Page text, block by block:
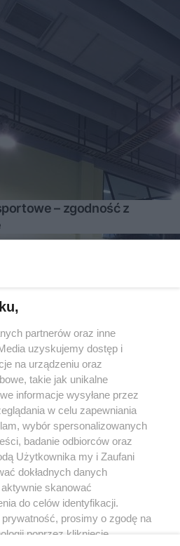
– zgodność z
nie może być powielany i
w jakikolwiek sposób
mechaniczny) na jakimkolwiek polu
włącznie z umieszczaniem w
właściciela praw. Jakiekolwiek użycie
lub w części z naruszeniem
jest zabronione pod groźbą kary i
O nas
partnerów oraz inne
uzyskujemy dostęp i
na urządzeniu oraz
takie jak unikalne
informacje wysyłane przez
w celu zapewniania
wybór spersonalizowanych
badanie odbiorców oraz
Użytkownika my i Zaufani
dokładnych danych
skanować
do celów identyfikacji.
prosimy o zgodę na
poprzez kliknięcie